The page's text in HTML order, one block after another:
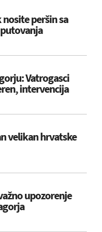
peršin sa
Vatrogasci
intervencija
velikan hrvatske
upozorenje